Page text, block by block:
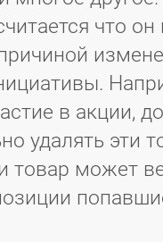
что
в акции,
удалять эти
товар может